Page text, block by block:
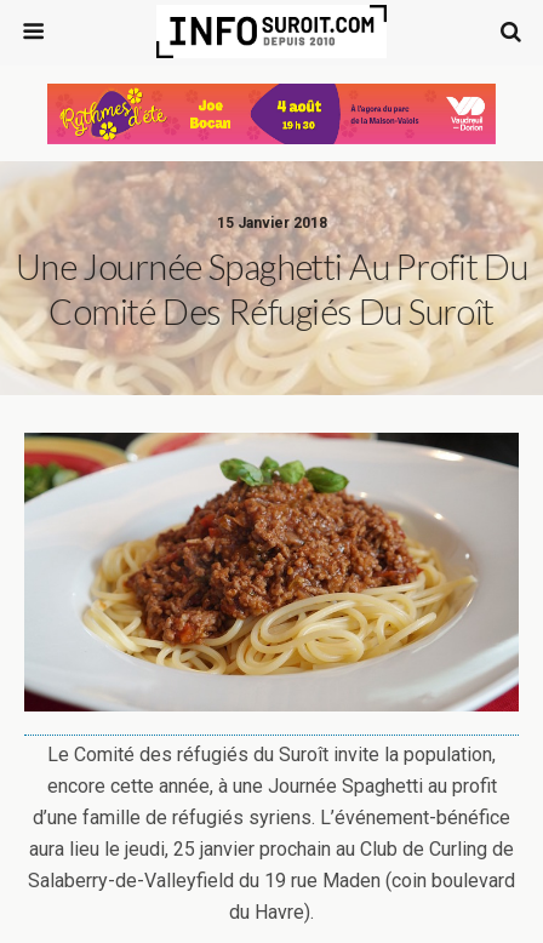
15 Janvier 2018
Une Journée Spaghetti Au Profit Du
Comité Des Réfugiés Du Suroît
Le Comité des réfugiés du Suroît invite la population,
encore cette année, à une Journée Spaghetti au profit
d’une famille de réfugiés syriens. L’événement-bénéfice
aura lieu le jeudi, 25 janvier prochain au Club de Curling de
Salaberry-de-Valleyfield du 19 rue Maden (coin boulevard
du Havre).